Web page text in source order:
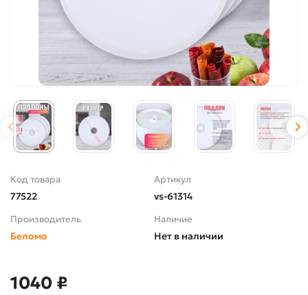
Код товара
77522
Артикул
vs-61314
Производитель
Беломо
Наличие
Нет в наличии
1040 ₽